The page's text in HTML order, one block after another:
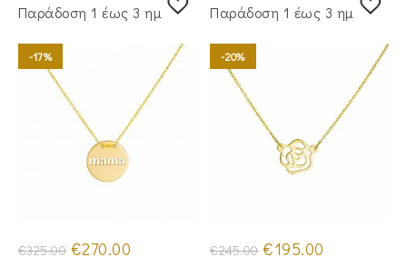
Παράδoση 1 έως 3 ημέρες
-17%
€325.00 Original
price
€270.00
Παράδoση 1 έως 3 ημέρες
-20%
€245.00 Original
price
€195.00